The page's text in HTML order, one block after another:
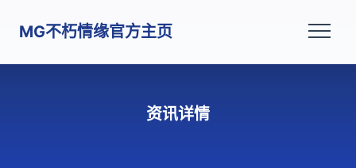
MG不朽情缘官方主页
资讯详情